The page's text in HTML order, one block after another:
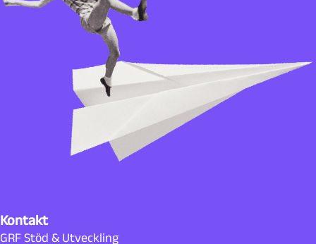
Kontakt
GRF Stöd & Utveckling